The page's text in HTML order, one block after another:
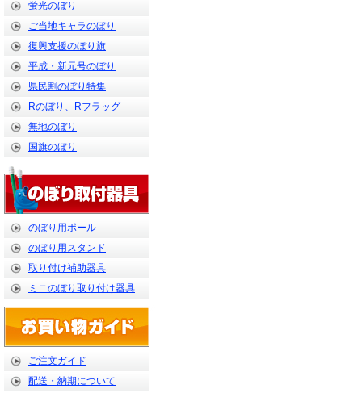
蛍光のぼり
ご当地キャラのぼり
復興支援のぼり旗
平成・新元号のぼり
県民割のぼり特集
Rのぼり、Rフラッグ
無地のぼり
国旗のぼり
のぼり用ポール
のぼり用スタンド
取り付け補助器具
ミニのぼり取り付け器具
ご注文ガイド
配送・納期について